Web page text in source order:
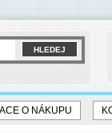
O NÁKUPU